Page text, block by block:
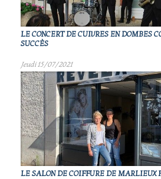
LE CONCERT DE CUIVRES EN DOMBES
SUCCÈS
Jeudi 15/07/2021
LE SALON DE COIFFURE DE MARLIEUX